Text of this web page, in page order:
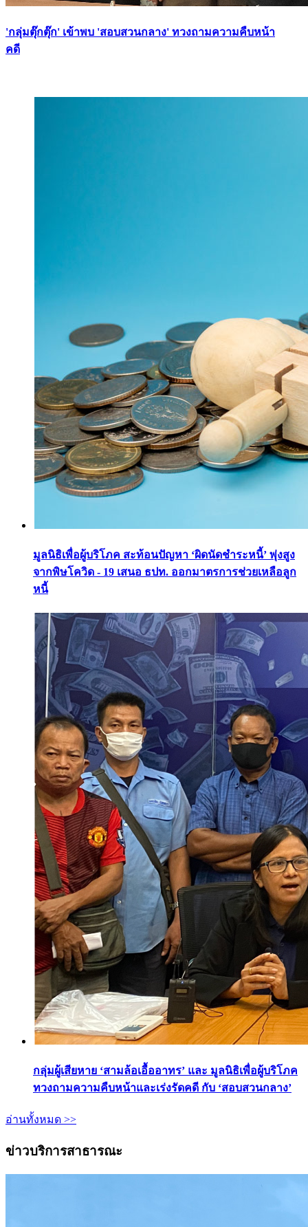
'กลุ่มตุ๊กตุ๊ก' เข้าพบ 'สอบสวนกลาง' ทวงถามความคืบหน้า
คดี
มูลนิธิเพื่อผู้บริโภค สะท้อนปัญหา ‘ผิดนัดชำระหนี้’ พุ่งสูง
จากพิษโควิด - 19 เสนอ ธปท. ออกมาตรการช่วยเหลือลูก
หนี้
กลุ่มผู้เสียหาย ‘สามล้อเอื้ออาทร’ และ มูลนิธิเพื่อผู้บริโภค
ทวงถามความคืบหน้าและเร่งรัดคดี กับ ‘สอบสวนกลาง’
อ่านทั้งหมด >>
ข่าวบริการสาธารณะ